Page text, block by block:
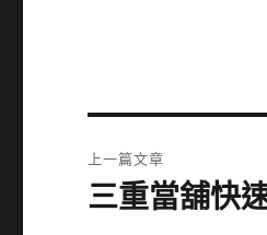
章
上一篇文章
上
三重當舖快